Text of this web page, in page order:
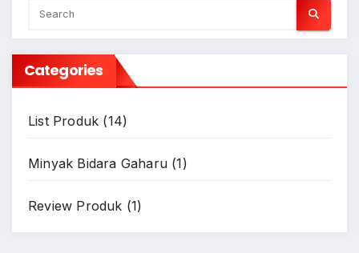
Categories
List Produk (14)
Minyak Bidara Gaharu (1)
Review Produk (1)